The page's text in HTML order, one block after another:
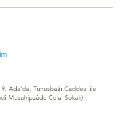
9. Ada'da, Tunusbağı Caddesi ile
Musahipzâde Celal Sokak)